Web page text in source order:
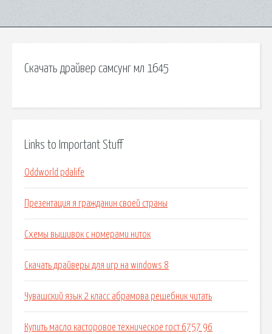
Скачать драйвер самсунг мл 1645
Links to Important Stuff
Oddworld pdalife
Презентация я гражданин своей страны
Схемы вышивок с номерами ниток
Скачать драйверы для игр на windows 8
Чувашский язык 2 класс абрамова решебник читать
Купить масло касторовое техническое гост 6757 96